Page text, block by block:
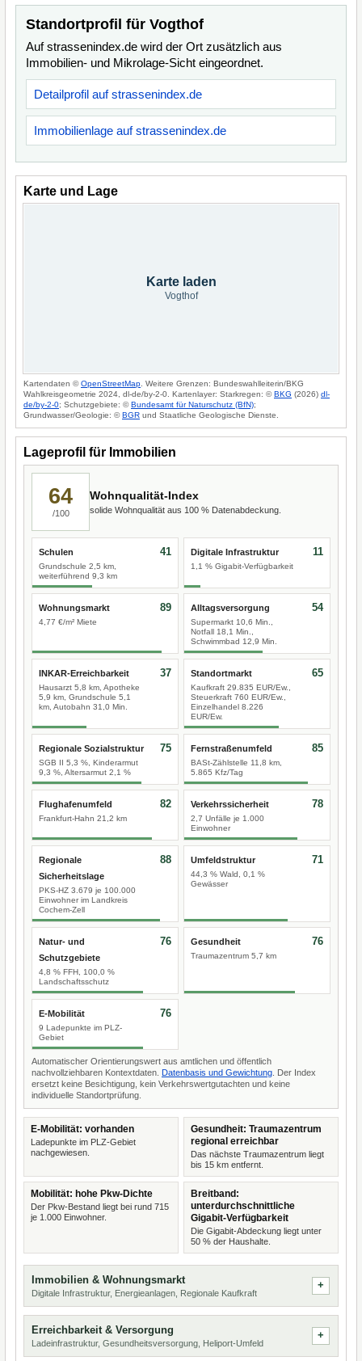
Standortprofil für Vogthof
Auf strassenindex.de wird der Ort zusätzlich aus
Immobilien- und Mikrolage-Sicht eingeordnet.
Detailprofil auf strassenindex.de
Immobilienlage auf strassenindex.de
Karte und Lage
Karte laden
Vogthof
Kartendaten ©OpenStreetMap . Weitere Grenzen: Bundeswahlleiterin/BKG
Wahlkreisgeometrie 2024, dl-de/by-2-0. Kartenlayer: Starkregen: ©BKG (2026) dl-
de/by-2-0; Schutzgebiete: ©Bundesamt für Naturschutz (BfN);
Grundwasser/Geologie: ©BGR und Staatliche Geologische Dienste.
Lageprofil für Immobilien
64
/100
Wohnqualität-Index
solide Wohnqualität aus 100 % Datenabdeckung.
Schulen
Grundschule 2,5 km,
weiterführend 9,3 km
41 Digitale Infrastruktur
1,1 % Gigabit-Verfügbarkeit
11
Wohnungsmarkt
4,77 €/m² Miete
89 Alltagsversorgung
Supermarkt 10,6 Min.,
Notfall 18,1 Min.,
Schwimmbad 12,9 Min.
54
INKAR-Erreichbarkeit
Hausarzt 5,8 km, Apotheke
5,9 km, Grundschule 5,1
km, Autobahn 31,0 Min.
37 Standortmarkt
Kaufkraft 29.835 EUR/Ew.,
Steuerkraft 760 EUR/Ew.,
Einzelhandel 8.226
EUR/Ew.
65
Regionale Sozialstruktur
SGB II 5,3 %, Kinderarmut
9,3 %, Altersarmut 2,1 %
75 Fernstraßenumfeld
BASt-Zählstelle 11,8 km,
5.865 Kfz/Tag
85
Flughafenumfeld
Frankfurt-Hahn 21,2 km
82 Verkehrssicherheit
2,7 Unfälle je 1.000
Einwohner
78
Regionale
Sicherheitslage
PKS-HZ 3.679 je 100.000
Einwohner im Landkreis
Cochem-Zell
88 Umfeldstruktur
44,3 % Wald, 0,1 %
Gewässer
71
Natur- und
Schutzgebiete
4,8 % FFH, 100,0 %
Landschaftsschutz
76 Gesundheit
Traumazentrum 5,7 km
76
E-Mobilität
9 Ladepunkte im PLZ-
Gebiet
76
Automatischer Orientierungswert aus amtlichen und öffentlich
nachvollziehbaren Kontextdaten. Datenbasis und Gewichtung . Der Index
ersetzt keine Besichtigung, kein Verkehrswertgutachten und keine
individuelle Standortprüfung.
E-Mobilität: vorhanden
Ladepunkte im PLZ-Gebiet
nachgewiesen.
Gesundheit: Traumazentrum
regional erreichbar
Das nächste Traumazentrum liegt
bis 15 km entfernt.
Mobilität: hohe Pkw-Dichte
Der Pkw-Bestand liegt bei rund 715
je 1.000 Einwohner.
Breitband:
unterdurchschnittliche
Gigabit-Verfügbarkeit
Die Gigabit-Abdeckung liegt unter
50 % der Haushalte.
Immobilien & Wohnungsmarkt
Digitale Infrastruktur, Energieanlagen, Regionale Kaufkraft
Erreichbarkeit & Versorgung
Ladeinfrastruktur, Gesundheitsversorgung, Heliport-Umfeld